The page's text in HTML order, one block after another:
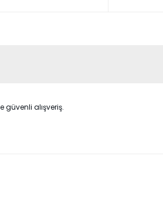
güvenli alışveriş.